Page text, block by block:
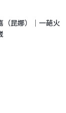
（昆娜）｜一葩火